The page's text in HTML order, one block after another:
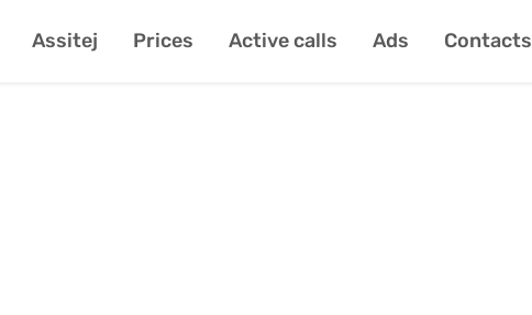
Assitej Prices Active calls Ads Contacts